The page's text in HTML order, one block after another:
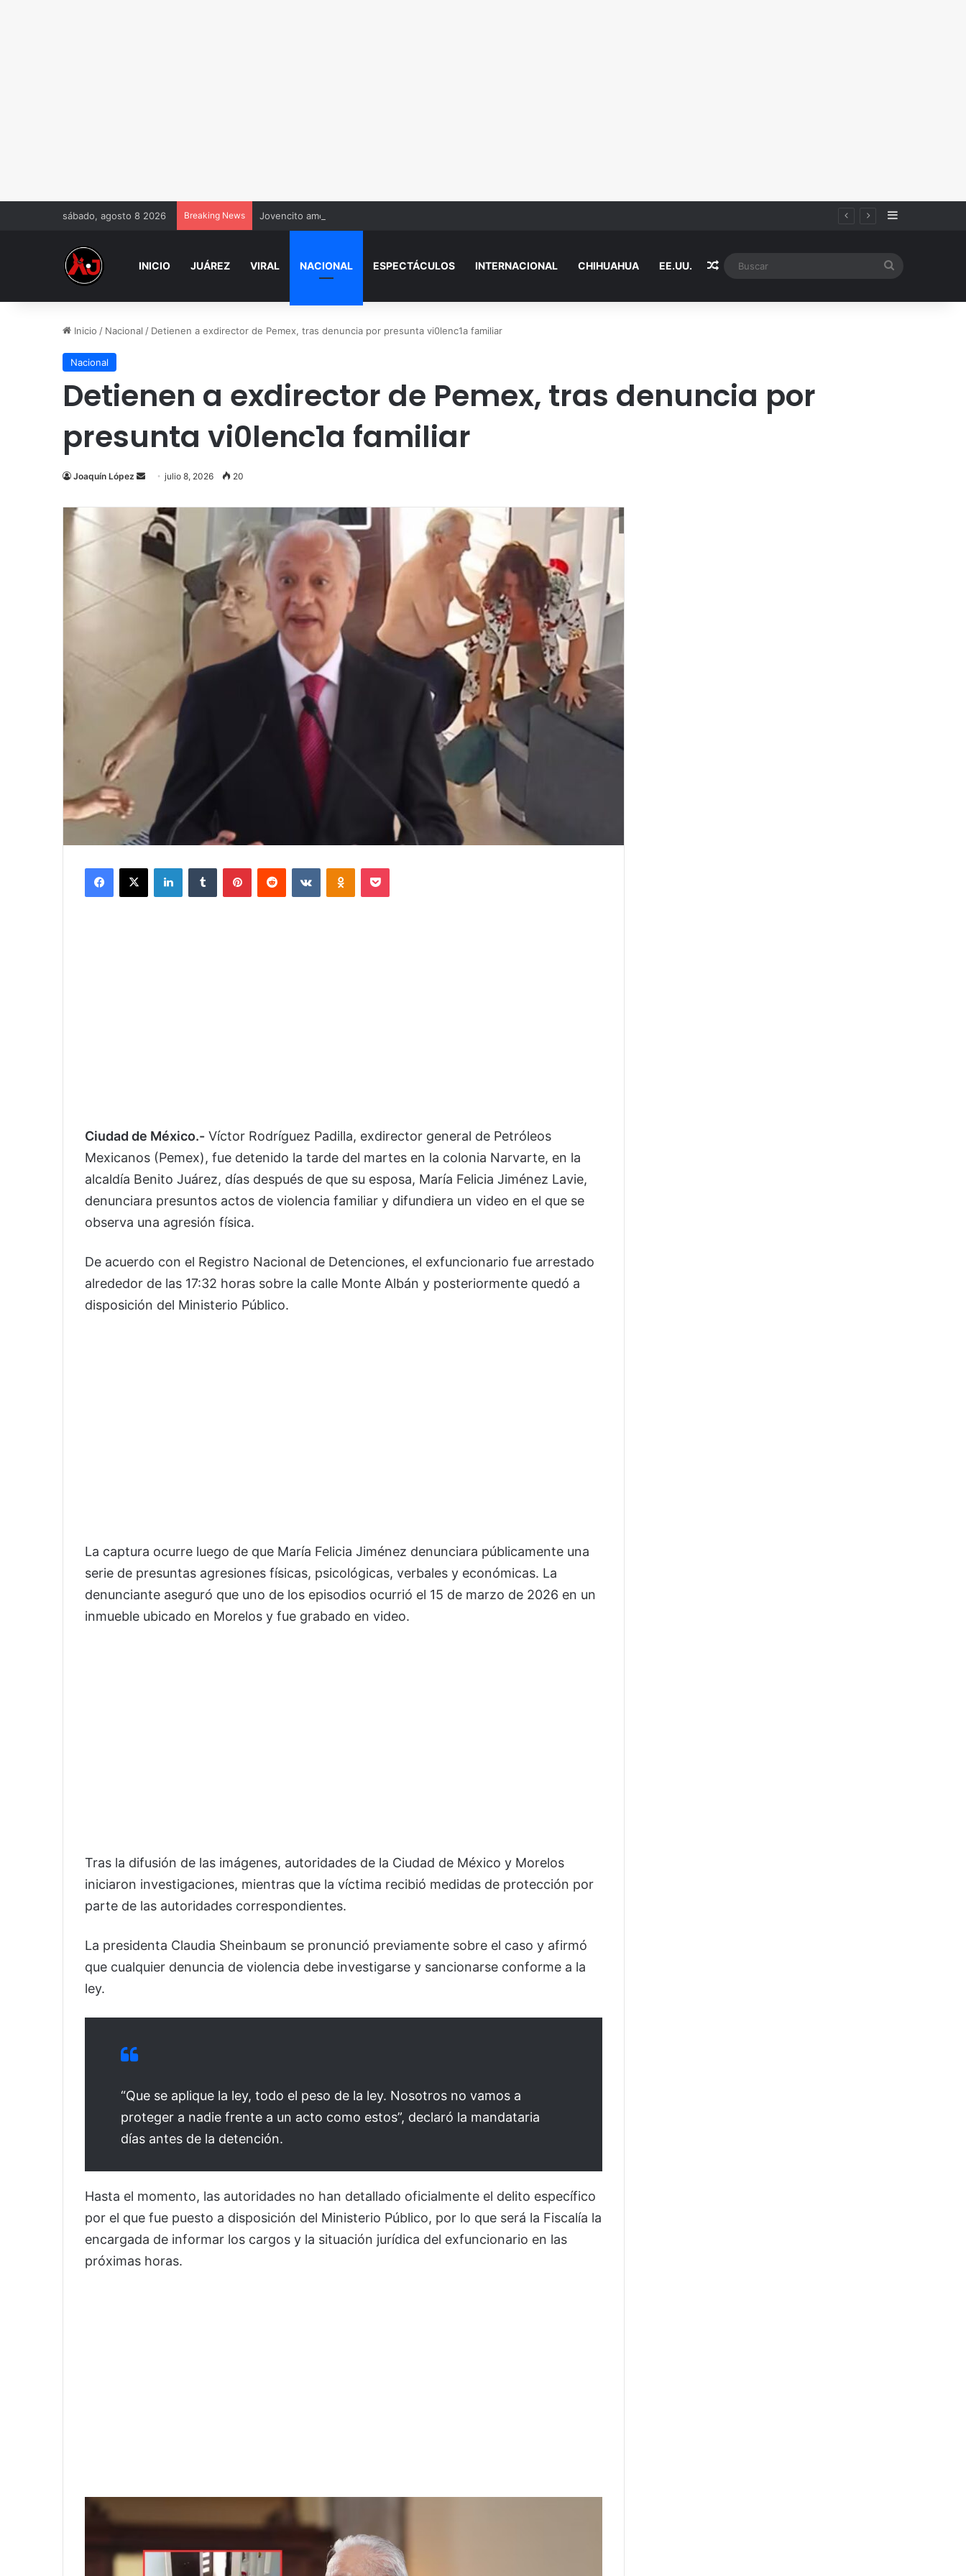
sábado, agosto 8 2026 Breaking News Jovencito amor.dazado y eje.cutado en Camino Real Sidebar
INICIO JUÁREZ VIRAL NACIONAL ESPECTÁCULOS INTERNACIONAL CHIHUAHUA EE.UU. Random Article
Inicio / Nacional / Detienen a exdirector de Pemex, tras denuncia por presunta vi0lenc1a familiar
Nacional
Detienen a exdirector de Pemex, tras denuncia por
presunta vi0lenc1a familiar
Joaquín López
Send
email
julio 8, 2026 20
Facebook
X LinkedInTumblr PinterestReddit VKontakteOdnoklassniki
Pocket
Ciudad de México.- Víctor Rodríguez Padilla, exdirector general de Petróleos
Mexicanos (Pemex), fue detenido la tarde del martes en la colonia Narvarte, en la
alcaldía Benito Juárez, días después de que su esposa, María Felicia Jiménez Lavie,
denunciara presuntos actos de violencia familiar y difundiera un video en el que se
observa una agresión física.
De acuerdo con el Registro Nacional de Detenciones, el exfuncionario fue arrestado
alrededor de las 17:32 horas sobre la calle Monte Albán y posteriormente quedó a
disposición del Ministerio Público.
La captura ocurre luego de que María Felicia Jiménez denunciara públicamente una
serie de presuntas agresiones físicas, psicológicas, verbales y económicas. La
denunciante aseguró que uno de los episodios ocurrió el 15 de marzo de 2026 en un
inmueble ubicado en Morelos y fue grabado en video.
Tras la difusión de las imágenes, autoridades de la Ciudad de México y Morelos
iniciaron investigaciones, mientras que la víctima recibió medidas de protección por
parte de las autoridades correspondientes.
La presidenta Claudia Sheinbaum se pronunció previamente sobre el caso y afirmó
que cualquier denuncia de violencia debe investigarse y sancionarse conforme a la
ley.
“Que se aplique la ley, todo el peso de la ley. Nosotros no vamos a
proteger a nadie frente a un acto como estos”, declaró la mandataria
días antes de la detención.
Hasta el momento, las autoridades no han detallado oficialmente el delito específico
por el que fue puesto a disposición del Ministerio Público, por lo que será la Fiscalía la
encargada de informar los cargos y la situación jurídica del exfuncionario en las
próximas horas.